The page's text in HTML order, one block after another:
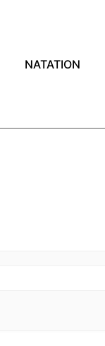
NATATION